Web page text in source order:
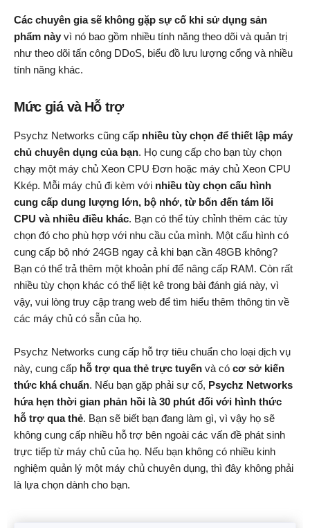
Các chuyên gia sẽ không gặp sự cố khi sử dụng sản
phẩm này vì nó bao gồm nhiều tính năng theo dõi và quản trị
như theo dõi tấn công DDoS, biểu đồ lưu lượng cổng và nhiều
tính năng khác.
Mức giá và Hỗ trợ
Psychz Networks cũng cấp nhiều tùy chọn để thiết lập máy
chủ chuyên dụng của bạn. Họ cung cấp cho bạn tùy chọn
chạy một máy chủ Xeon CPU Đơn hoặc máy chủ Xeon CPU
Kkép. Mỗi máy chủ đi kèm với nhiều tùy chọn cấu hình
cung cấp dung lượng lớn, bộ nhớ, từ bốn đến tám lõi
CPU và nhiều điều khác. Bạn có thể tùy chỉnh thêm các tùy
chọn đó cho phù hợp với nhu cầu của mình. Một cấu hình có
cung cấp bộ nhớ 24GB ngay cả khi bạn cần 48GB không?
Bạn có thể trả thêm một khoản phí để nâng cấp RAM. Còn rất
nhiều tùy chọn khác có thể liệt kê trong bài đánh giá này, vì
vậy, vui lòng truy cập trang web để tìm hiểu thêm thông tin về
các máy chủ có sẵn của họ.
Psychz Networks cung cấp hỗ trợ tiêu chuẩn cho loại dịch vụ
này, cung cấp hỗ trợ qua thẻ trực tuyến và có cơ sở kiến
thức khá chuẩn. Nếu bạn gặp phải sự cố, Psychz Networks
hứa hẹn thời gian phản hồi là 30 phút đối với hình thức
hỗ trợ qua thẻ. Bạn sẽ biết bạn đang làm gì, vì vậy họ sẽ
không cung cấp nhiều hỗ trợ bên ngoài các vấn đề phát sinh
trực tiếp từ máy chủ của họ. Nếu bạn không có nhiều kinh
nghiệm quản lý một máy chủ chuyên dụng, thì đây không phải
là lựa chọn dành cho bạn.